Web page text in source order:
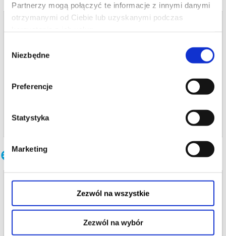
Partnerzy mogą połączyć te informacje z innymi danymi
otrzymanymi od Ciebie lub uzyskanymi podczas
zgody
Niezbędne
Preferencje
Statystyka
Marketing
Zezwól na wszystkie
Zezwól na wybór
Bilety na termin:
10.12.2026 , g. 19:00 (czwartek)
Inne terminy
OKNO NA PARLAMENT
06.08.2026 , g. 19:00
Warszawa
Och-Teatr w Warszawie